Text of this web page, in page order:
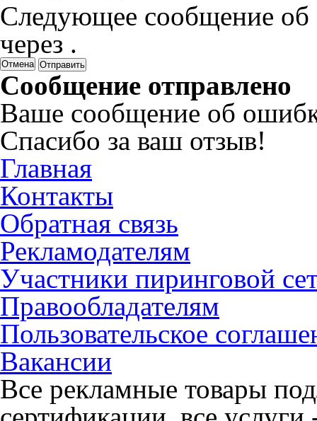
Следующее сообщение об
через .
Отмена
Сообщение отправлено
Ваше сообщение об
Спасибо за ваш отзыв!
Главная
Контакты
Обратная связь
Рекламодателям
Участники пиринговой
Правообладателям
Пользовательское
Вакансии
Все рекламные товары